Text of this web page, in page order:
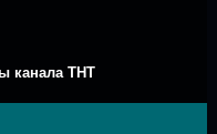
канала ТНТ